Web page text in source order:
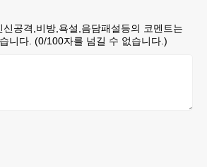
신공격,비방,욕설,음담패설등의 코멘트는
니다. (0/100자를 넘길 수 없습니다.)